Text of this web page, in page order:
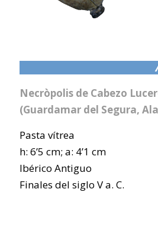
Necròpolis de Cabezo
(Guardamar del Segura,
Pasta vítrea
h: 6’5 cm; a: 4’1 cm
Ibérico Antiguo
Finales del siglo V a. C.